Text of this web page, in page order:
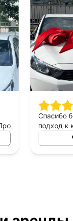
Спасибо
подход к
выборе
выкуп,
который